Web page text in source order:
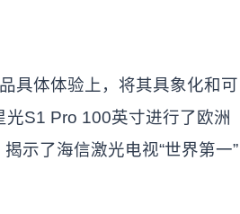
具体体验上，将其具象化和可
S1 Pro 100英寸进行了欧洲
示了海信激光电视“世界第一”